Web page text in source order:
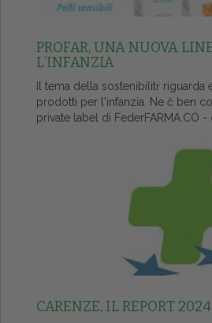
PROFAR, UNA NUOVA
L’INFANZIA
Il tema della sostenibilitŕ riguarda
prodotti per l'infanzia. Ne č ben
private label di FederFARMA.CO -
CARENZE, IL REPORT